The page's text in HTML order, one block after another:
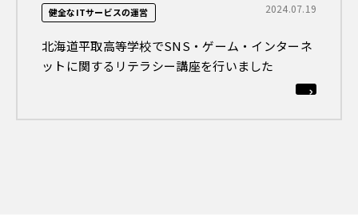
健全なITサービスの運営 2024.07.19
北海道平取高等学校でSNS・ゲーム・インターネ
ットに関するリテラシー講座を行いました